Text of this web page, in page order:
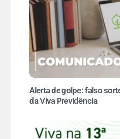
Alerta de golpe: falso
da Viva Previdência